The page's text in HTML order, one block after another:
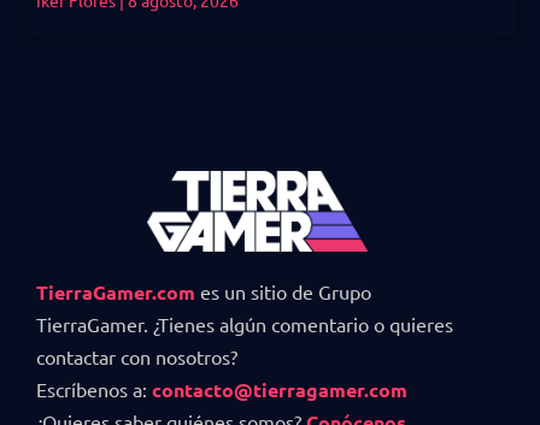
TierraGamer.com es un sitio de Grupo
TierraGamer. ¿Tienes algún comentario o quieres
contactar con nosotros?
Escríbenos a: contacto@tierragamer.com